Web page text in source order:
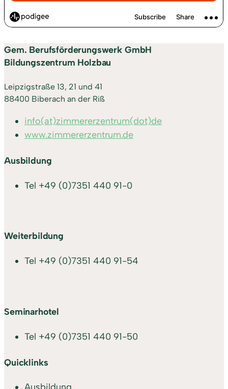
Gem. Berufsförderungswerk GmbH
Bildungszentrum Holzbau
Leipzigstraße 13, 21 und 41
88400 Biberach an der Riß
info(at)zimmererzentrum(dot)de
www.zimmererzentrum.de
Ausbildung
Tel +49 (0)7351 440 91-0
Weiterbildung
Tel +49 (0)7351 440 91-54
Seminarhotel
Tel +49 (0)7351 440 91-50
Quicklinks